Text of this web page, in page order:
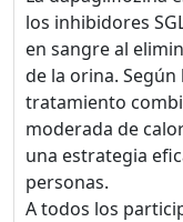
los inhibidores
en sangre al
de la orina.
tratamiento
moderada de
una estrategia
personas.
A todos los